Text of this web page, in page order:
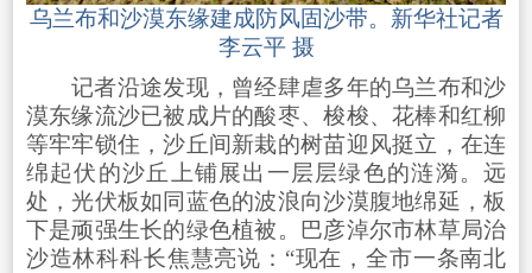
乌兰布和沙漠东缘建成防风固沙带。新华社记者
李云平 摄
记者沿途发现，曾经肆虐多年的乌兰布和沙
漠东缘流沙已被成片的酸枣、梭梭、花棒和红柳
等牢牢锁住，沙丘间新栽的树苗迎风挺立，在连
绵起伏的沙丘上铺展出一层层绿色的涟漪。远
处，光伏板如同蓝色的波浪向沙漠腹地绵延，板
下是顽强生长的绿色植被。巴彦淖尔市林草局治
沙造林科科长焦慧亮说：“现在，全市一条南北